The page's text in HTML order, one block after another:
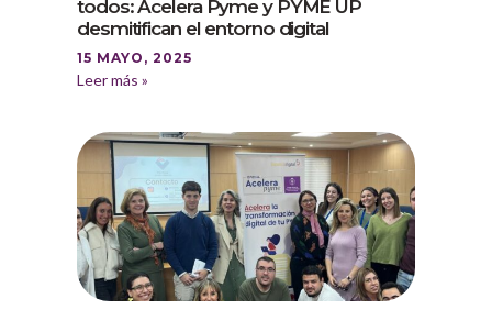
todos: Acelera Pyme y PYME UP
desmitifican el entorno digital
15 MAYO, 2025
Leer más »